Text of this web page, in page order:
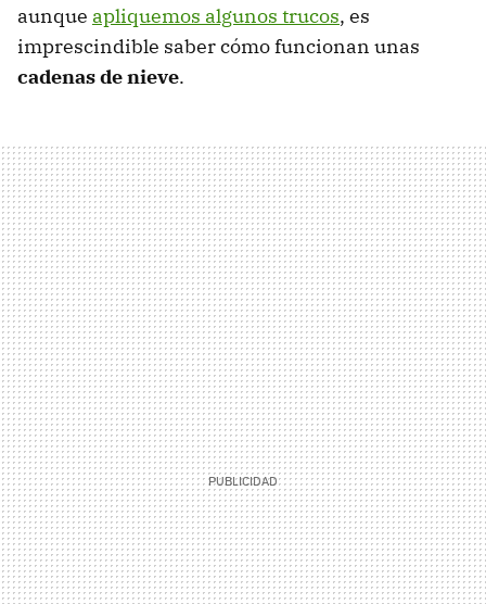
aunque apliquemos algunos trucos, es
imprescindible saber cómo funcionan unas
cadenas de nieve.